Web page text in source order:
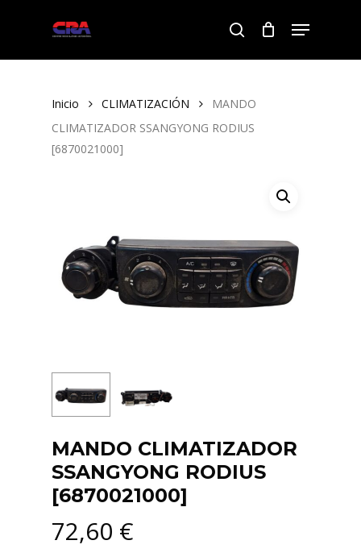
search
Menu
Inicio CLIMATIZACIÓN
MANDO
CLIMATIZADOR SSANGYONG RODIUS
[6870021000]
MANDO CLIMATIZADOR
SSANGYONG RODIUS
[6870021000]
72,60 €